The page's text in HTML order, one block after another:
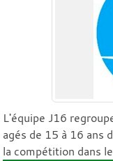
L'équipe J16
agés de 15 à 16 ans
la compétition dans